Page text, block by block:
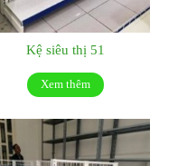
Kệ siêu thị 51
Xem thêm